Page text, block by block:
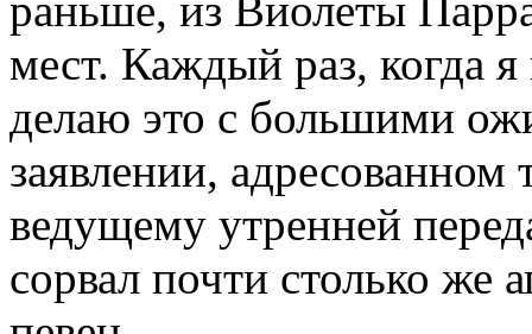
мест. Каждый раз, когда
делаю это с большими
заявлении,
ведущему утренней
сорвал почти столько же